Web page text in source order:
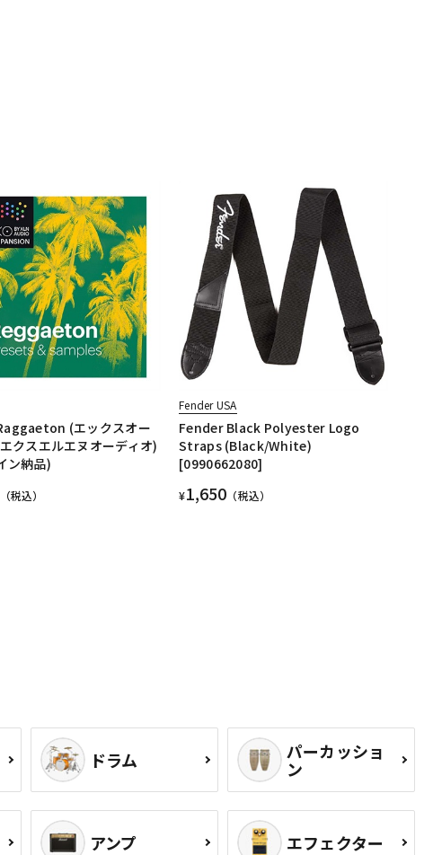
(エックスオー
クスエルエヌオーディオ)
ン納品)
（税込）
Fender USA
Fender Black Polyester Logo
Straps (Black/White)
[0990662080]
¥1,650 （税込）
ドラム パーカッショ
ン
アンプ エフェクター